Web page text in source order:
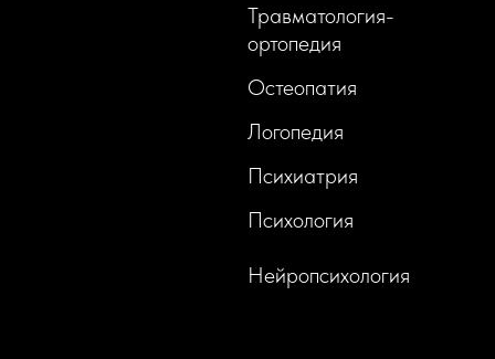
Травматология-
ортопедия
Остеопатия
Логопедия
Психиатрия
Психология
Нейропсихология